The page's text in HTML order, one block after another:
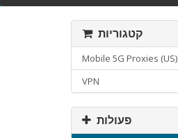
קטגוריות
Mobile 5G Proxies (US)
VPN
פעולות